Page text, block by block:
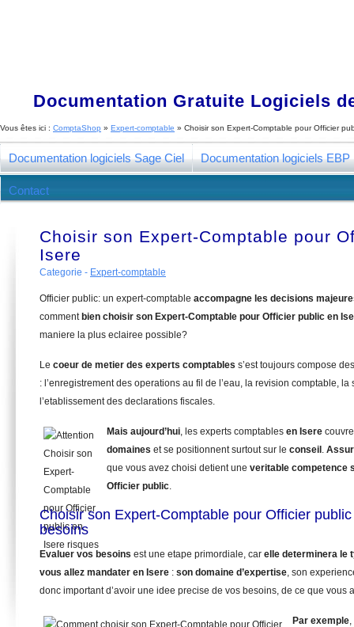
Documentation Gratuite Logiciels
Vous êtes ici : ComptaShop » Expert-comptable » Choisir son Expert-Comptable pour Officier
Documentation logiciels Sage Ciel Documentation logiciels EBP
Contact
Choisir son Expert-Comptable pour
Isere
Categorie - Expert-comptable
Officier public: un expert-comptable accompagne les decisions
comment bien choisir son Expert-Comptable pour Officier public en
maniere la plus eclairee possible?
Le coeur de metier des experts comptables s’est toujours compose
: l’enregistrement des operations au fil de l’eau, la revision comptable, la
l’etablissement des declarations fiscales.
Mais aujourd’hui, les experts comptables en Isere
domaines et se positionnent surtout sur le conseil .
que vous avez choisi detient une veritable competence
Officier public.
Choisir son Expert-Comptable pour Officier
besoins
Evaluer vos besoins est une etape primordiale, car elle determinera le
vous allez mandater en Isere : son domaine d’expertise, son
donc important d’avoir une idee precise de vos besoins, de ce que vous
Par exemple